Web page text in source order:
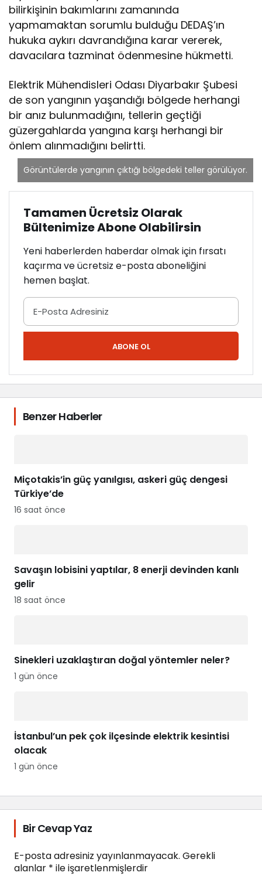
bilirkişinin bakımlarını zamanında
yapmamaktan sorumlu bulduğu DEDAŞ’ın
hukuka aykırı davrandığına karar vererek,
davacılara tazminat ödenmesine hükmetti.
Elektrik Mühendisleri Odası Diyarbakır Şubesi
de son yangının yaşandığı bölgede herhangi
bir anız bulunmadığını, tellerin geçtiği
güzergahlarda yangına karşı herhangi bir
önlem alınmadığını belirtti.
Görüntülerde yangının çıktığı bölgedeki teller görülüyor.
Tamamen Ücretsiz Olarak
Bültenimize Abone Olabilirsin
Yeni haberlerden haberdar olmak için fırsatı
kaçırma ve ücretsiz e-posta aboneliğini
hemen başlat.
ABONE OL
Benzer Haberler
Miçotakis’in güç yanılgısı, askeri güç dengesi
Türkiye’de
16 saat önce
Savaşın lobisini yaptılar, 8 enerji devinden kanlı
gelir
18 saat önce
Sinekleri uzaklaştıran doğal yöntemler neler?
1 gün önce
İstanbul’un pek çok ilçesinde elektrik kesintisi
olacak
1 gün önce
Bir Cevap Yaz
E-posta adresiniz yayınlanmayacak. Gerekli
alanlar * ile işaretlenmişlerdir